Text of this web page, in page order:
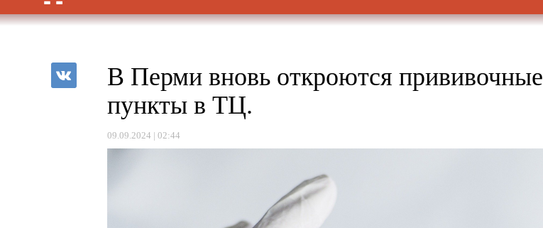
В Перми вновь откроются прививочные
пункты в ТЦ.
09.09.2024 | 02:44